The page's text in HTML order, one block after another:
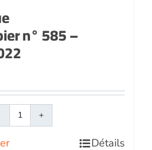
n° 585 –
quantité
Détails